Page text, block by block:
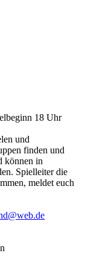
18 Uhr
und
finden und
können in
Spielleiter die
meldet euch